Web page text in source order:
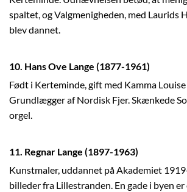
spaltet, og Valgmenigheden, med Laurids
blev dannet.
10. Hans Ove Lange (1877-1961)
Født i Kerteminde, gift med Kamma
Grundlægger af Nordisk Fjer. Skænkede
orgel.
11. Regnar Lange (1897-1963)
Kunstmaler, uddannet på Akademiet
billeder fra Lillestranden. En gade i byen